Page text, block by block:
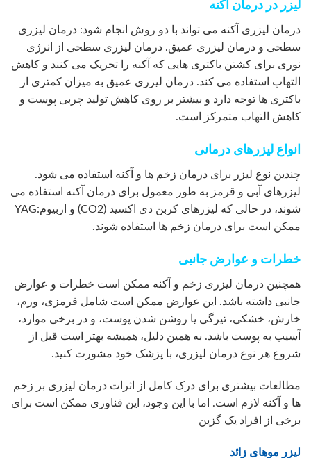
لیزر در درمان آکنه
درمان لیزری آکنه می تواند با دو روش انجام شود: درمان لیزری
سطحی و درمان لیزری عمیق. درمان لیزری سطحی از انرژی
نوری برای کشتن باکتری هایی که آکنه را تحریک می کنند و کاهش
التهاب استفاده می کند. درمان لیزری عمیق به میزان کمتری از
باکتری ها توجه دارد و بیشتر بر روی کاهش تولید چربی پوست و
کاهش التهاب متمرکز است.
انواع لیزرهای درمانی
چندین نوع لیزر برای درمان زخم ها و آکنه استفاده می شود.
لیزرهای آبی و قرمز به طور معمول برای درمان آکنه استفاده می
شوند، در حالی که لیزرهای کربن دی اکسید (CO2) و اربیوم:YAG
ممکن است برای درمان زخم ها استفاده شوند.
خطرات و عوارض جانبی
همچنین درمان لیزری زخم و آکنه ممکن است خطرات و عوارض
جانبی داشته باشد. این عوارض ممکن است شامل قرمزی، ورم،
خارش، خشکی، تیرگی یا روشن شدن پوست، و در برخی موارد،
آسیب به پوست باشد. به همین دلیل، همیشه بهتر است قبل از
شروع هر نوع درمان لیزری، با پزشک خود مشورت کنید.
مطالعات بیشتری برای درک کامل از اثرات درمان لیزری بر زخم
ها و آکنه لازم است. اما با این وجود، این فناوری ممکن است برای
برخی از افراد یک گزین
لیزر موهای زائد